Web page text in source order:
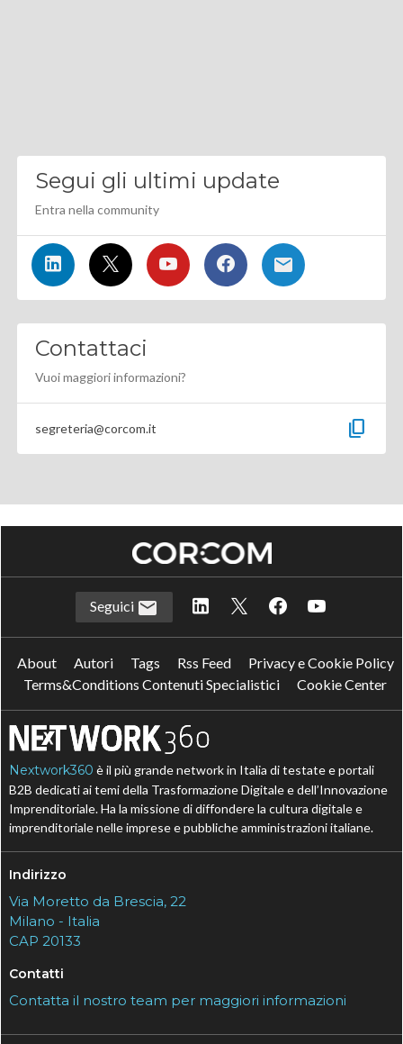
Segui gli ultimi update
Entra nella community
Contattaci
Vuoi maggiori informazioni?
segreteria@corcom.it content_copy
Seguici
About Autori Tags Rss Feed
Privacy e Cookie Policy
Terms&Conditions Contenuti Specialistici
Cookie Center
Nextwork360 è il più grande network in Italia di testate e portali
B2B dedicati ai temi della Trasformazione Digitale e dell’Innovazione
Imprenditoriale. Ha la missione di diffondere la cultura digitale e
imprenditoriale nelle imprese e pubbliche amministrazioni italiane.
Indirizzo
Via Moretto da Brescia, 22
Milano - Italia
CAP 20133
Contatti
Contatta il nostro team per maggiori informazioni